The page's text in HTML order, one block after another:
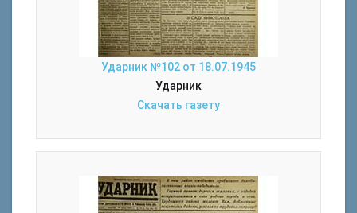
Ударник №102 от 18.07.1945
Ударник
Скачать газету